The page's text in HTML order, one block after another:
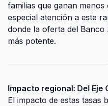
familias que ganan
especial atención a este
donde la oferta del
más potente.
Impacto regional: Del Eje
El impacto de estas tasas